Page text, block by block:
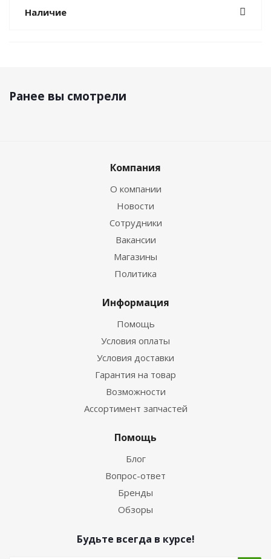
Наличие
Ранее вы смотрели
Компания
О компании
Новости
Сотрудники
Вакансии
Магазины
Политика
Информация
Помощь
Условия оплаты
Условия доставки
Гарантия на товар
Возможности
Ассортимент запчастей
Помощь
Блог
Вопрос-ответ
Бренды
Обзоры
Будьте всегда в курсе!